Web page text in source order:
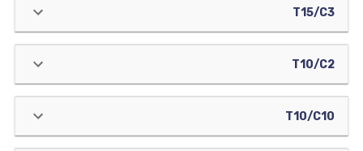
T15/C3
T10/C2
T10/C10